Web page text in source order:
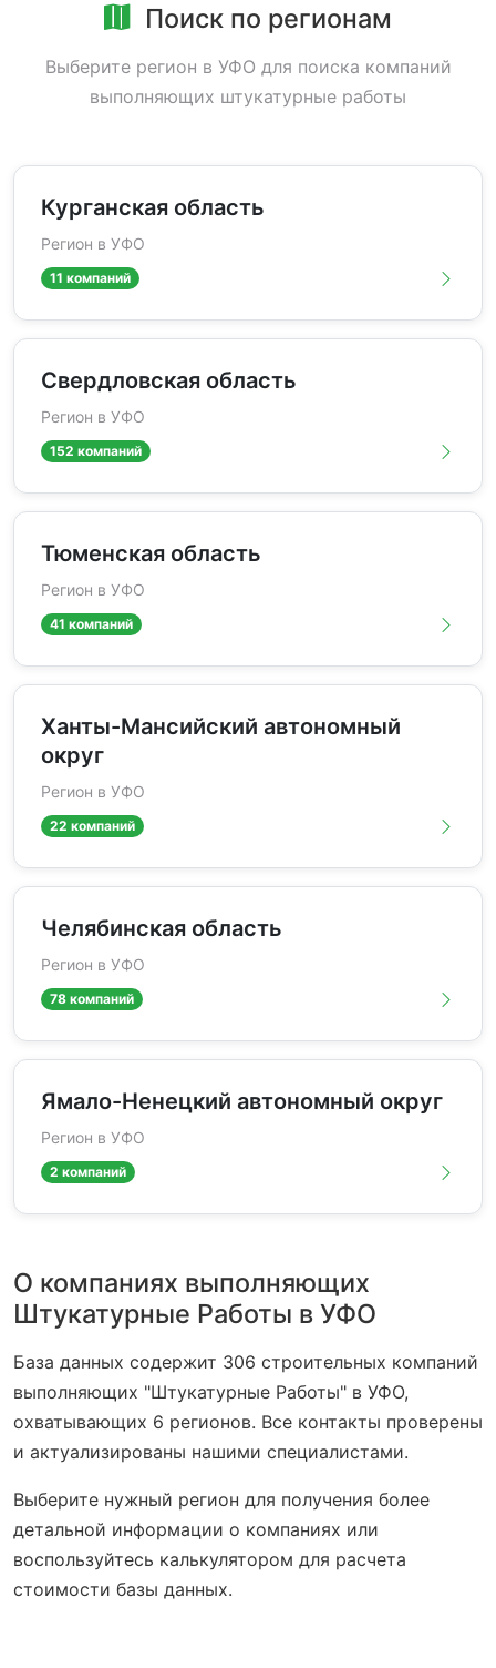
Поиск по регионам
Выберите регион в УФО для поиска компаний
выполняющих штукатурные работы
Курганская область
Регион в УФО
11 компаний
Свердловская область
Регион в УФО
152 компаний
Тюменская область
Регион в УФО
41 компаний
Ханты-Мансийский автономный
округ
Регион в УФО
22 компаний
Челябинская область
Регион в УФО
78 компаний
Ямало-Ненецкий автономный округ
Регион в УФО
2 компаний
О компаниях выполняющих
Штукатурные Работы в УФО
База данных содержит 306 строительных компаний
выполняющих "Штукатурные Работы" в УФО,
охватывающих 6 регионов. Все контакты проверены
и актуализированы нашими специалистами.
Выберите нужный регион для получения более
детальной информации о компаниях или
воспользуйтесь калькулятором для расчета
стоимости базы данных.